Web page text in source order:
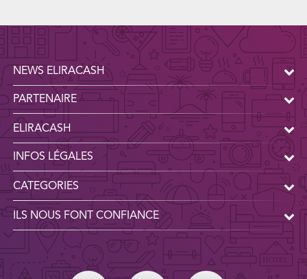
NEWS ELIRACASH
PARTENAIRE
ELIRACASH
INFOS LÉGALES
CATEGORIES
ILS NOUS FONT CONFIANCE